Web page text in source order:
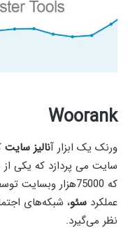
Woorank
ورنک یک ابزار آنالیز سایت
سایت می پردازد که یکی از
که 75000هزار
عملکرد سئو، شبکه‌های
نظر می‌گیرد.